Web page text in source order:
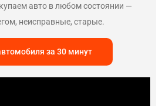
авто в любом состоянии —
неисправные, старые.
за 30 минут